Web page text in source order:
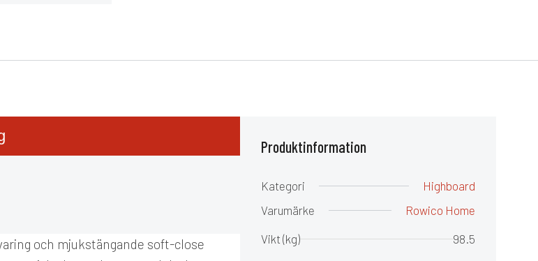
och mjukstängande soft-close
Produktinformation
Kategori
Highboard
Varumärke
Rowico Home
Vikt (kg) 98.5